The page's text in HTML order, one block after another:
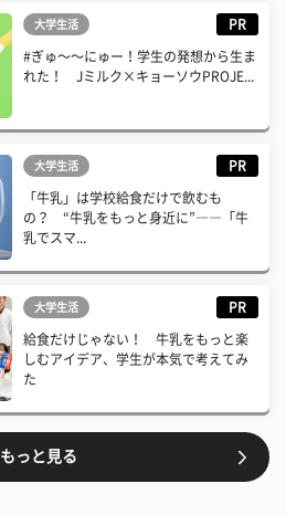
大学生活 PR
#ぎゅ〜〜にゅー！学生の発想から生ま
れた！ Jミルク×キョーソウPROJE...
大学生活 PR
「牛乳」は学校給食だけで飲むも
の？ “牛乳をもっと身近に”――「牛
乳でスマ...
大学生活 PR
給食だけじゃない！ 牛乳をもっと楽
しむアイデア、学生が本気で考えてみ
た
もっと見る